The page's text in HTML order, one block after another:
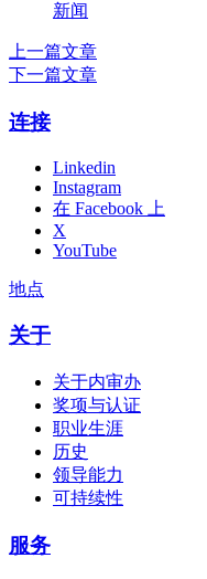
新闻
上一篇文章
下一篇文章
连接
Linkedin
Instagram
在 Facebook 上
X
YouTube
地点
关于
关于内审办
奖项与认证
职业生涯
历史
领导能力
可持续性
服务